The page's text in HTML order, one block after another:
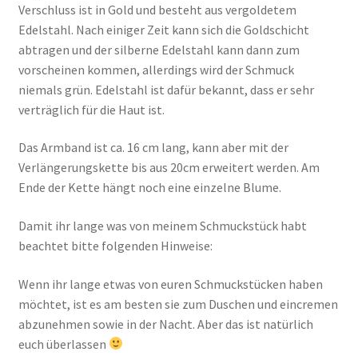
Verschluss ist in Gold und besteht aus vergoldetem
Edelstahl. Nach einiger Zeit kann sich die Goldschicht
abtragen und der silberne Edelstahl kann dann zum
vorscheinen kommen, allerdings wird der Schmuck
niemals grün. Edelstahl ist dafür bekannt, dass er sehr
verträglich für die Haut ist.
Das Armband ist ca. 16 cm lang, kann aber mit der
Verlängerungskette bis aus 20cm erweitert werden. Am
Ende der Kette hängt noch eine einzelne Blume.
Damit ihr lange was von meinem Schmuckstück habt
beachtet bitte folgenden Hinweise:
Wenn ihr lange etwas von euren Schmuckstücken haben
möchtet, ist es am besten sie zum Duschen und eincremen
abzunehmen sowie in der Nacht. Aber das ist natürlich
euch überlassen